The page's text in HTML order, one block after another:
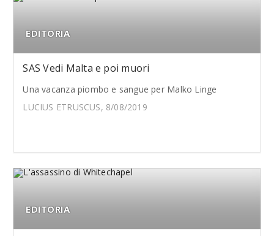
EDITORIA
SAS Vedi Malta e poi muori
Una vacanza piombo e sangue per Malko Linge
LUCIUS ETRUSCUS, 8/08/2019
EDITORIA